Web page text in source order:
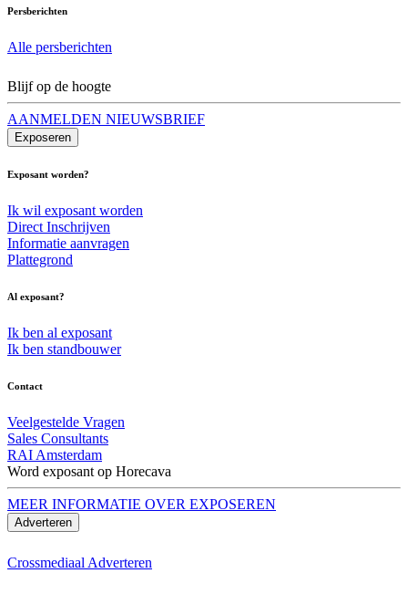
Persberichten
Alle persberichten
Blijf op de hoogte
AANMELDEN NIEUWSBRIEF
Exposeren
Exposant worden?
Ik wil exposant worden
Direct Inschrijven
Informatie aanvragen
Plattegrond
Al exposant?
Ik ben al exposant
Ik ben standbouwer
Contact
Veelgestelde Vragen
Sales Consultants
RAI Amsterdam
Word exposant op Horecava
MEER INFORMATIE OVER EXPOSEREN
Adverteren
Crossmediaal Adverteren